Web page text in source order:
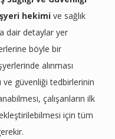
hekimi ve sağlık
dair detaylar yer
böyle bir
alınması
ve güvenliği tedbirlerinin
çalışanların ilk
için tüm